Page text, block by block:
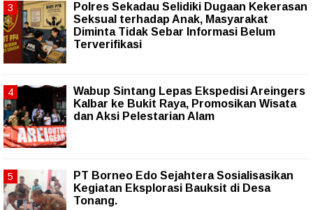
Polres Sekadau Selidiki Dugaan Kekerasan
Seksual terhadap Anak, Masyarakat
Diminta Tidak Sebar Informasi Belum
Terverifikasi
Wabup Sintang Lepas Ekspedisi Areingers
Kalbar ke Bukit Raya, Promosikan Wisata
dan Aksi Pelestarian Alam
PT Borneo Edo Sejahtera Sosialisasikan
Kegiatan Eksplorasi Bauksit di Desa
Tonang.